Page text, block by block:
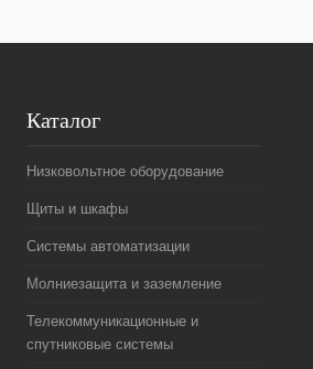
Каталог
Низковольтное оборудование
Щиты и шкафы
Системы автоматизации
Молниезащита и заземление
Телекоммуникационные и
спутниковые системы